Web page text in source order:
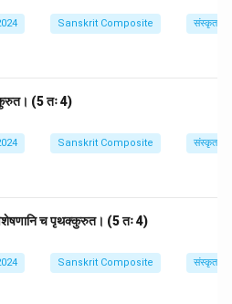
Sanskrit Composite संस्कृत
(5 तः 4)
Sanskrit Composite संस्कृत
च पृथक्कुरुत। (5 तः 4)
Sanskrit Composite संस्कृत